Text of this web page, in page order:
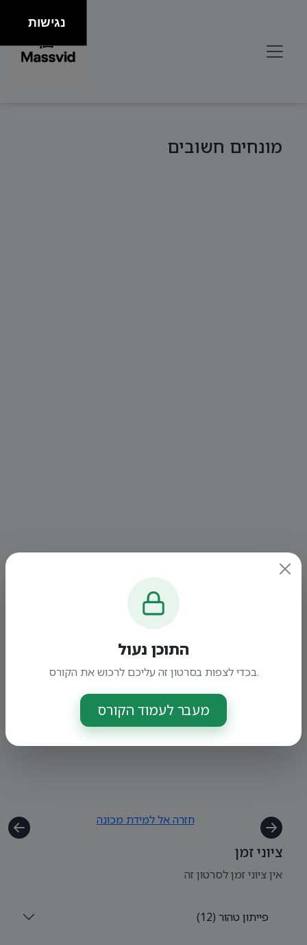
מונחים חשובים
חזרה אל למידת מכונה
ציוני זמן
אין ציוני זמן לסרטון זה
פייתון טהור (12)
התוכן נעול
בכדי לצפות בסרטון זה עליכם לרכוש את הקורס.
מעבר לעמוד הקורס
נגישות